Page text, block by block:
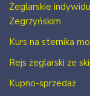
Żeglarskie
Zegrzyńskim
Kurs na sternika
Rejs żeglarski ze
Kupno-sprzedaż